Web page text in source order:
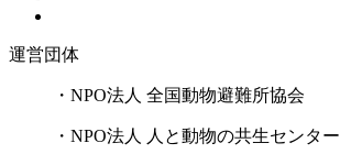
運営団体
・NPO法人 全国動物避難所協会
・NPO法人 人と動物の共生センター